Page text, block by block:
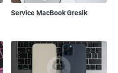
Service MacBook Gresik